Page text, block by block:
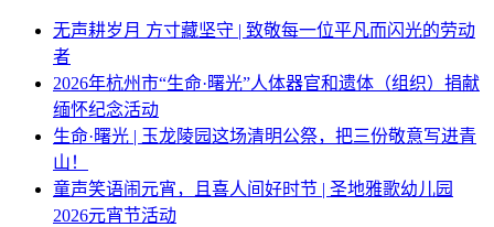
无声耕岁月 方寸藏坚守 | 致敬每一位平凡而闪光的劳动
者
2026年杭州市“生命·曙光”人体器官和遗体（组织）捐献
缅怀纪念活动
生命·曙光 | 玉龙陵园这场清明公祭，把三份敬意写进青
山！
童声笑语闹元宵，且喜人间好时节 | 圣地雅歌幼儿园
2026元宵节活动